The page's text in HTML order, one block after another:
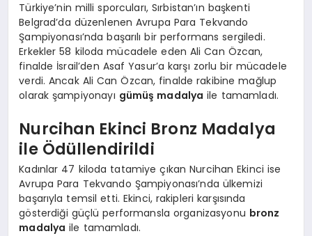
Türkiye’nin milli sporcuları, Sırbistan’ın başkenti
Belgrad’da düzenlenen Avrupa Para Tekvando
Şampiyonası’nda başarılı bir performans sergiledi.
Erkekler 58 kiloda mücadele eden Ali Can Özcan,
finalde İsrail’den Asaf Yasur’a karşı zorlu bir mücadele
verdi. Ancak Ali Can Özcan, finalde rakibine mağlup
olarak şampiyonayı gümüş madalya ile tamamladı.
Nurcihan Ekinci Bronz Madalya
ile Ödüllendirildi
Kadınlar 47 kiloda tatamiye çıkan Nurcihan Ekinci ise
Avrupa Para Tekvando Şampiyonası’nda ülkemizi
başarıyla temsil etti. Ekinci, rakipleri karşısında
gösterdiği güçlü performansla organizasyonu bronz
madalya ile tamamladı.